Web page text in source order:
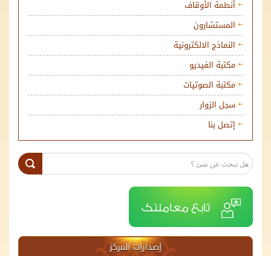
أنطمة الأوقاف
المستشارون
النماذج الالكترونية
مكتبة الفيديو
مكتبة الصوتيات
سجل الزوار
إتصل بنا
إصدارات المركز